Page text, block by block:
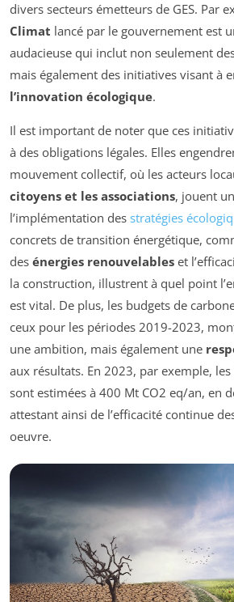
divers secteurs émetteurs de GES. Par
Climat lancé par le gouvernement est
audacieuse qui inclut non seulement
mais également des initiatives visant à
l’innovation écologique.
Il est important de noter que ces
à des obligations légales. Elles
mouvement collectif, où les acteurs
citoyens et les associations, jouent
l’implémentation des stratégies
concrets de transition énergétique,
des énergies renouvelables et
la construction, illustrent à quel point
est vital. De plus, les budgets de
ceux pour les périodes 2019-2023,
une ambition, mais également une
aux résultats. En 2023, par exemple,
sont estimées à 400 Mt CO2 eq/an, en
attestant ainsi de l’efficacité continue
oeuvre.